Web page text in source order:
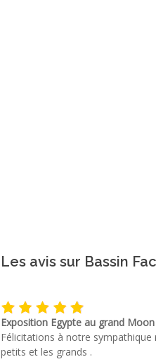
Les avis sur Bassin
Exposition Egypte au grand
Félicitations à notre sympathique
petits et les grands .